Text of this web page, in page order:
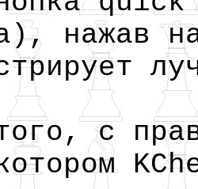
нажав
с